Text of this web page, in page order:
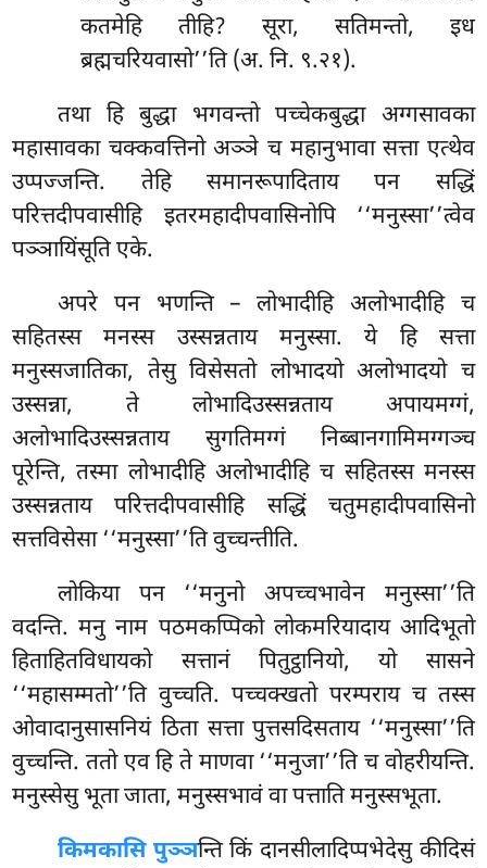
कतमेहि तीहि? सूरा, सतिमन्तो, इध
ब्रह्मचरियवासो’’ति (अ. नि. ९.२१).
तथा हि बुद्धा भगवन्तो पच्चेकबुद्धा अग्गसावका
महासावका चक्कवत्तिनो अञ्ञे च महानुभावासत्ता एत्थेव
उप्पज्जन्ति. तेहि समानरूपादिताय पन सद्धिं
परित्तदीपवासीहि इतरमहादीपवासिनोपि ‘‘मनुस्सा’’त्वेव
पञ्ञायिंसूति एके.
अपरे पन भणन्ति – लोभादीहि अलोभादीहि च
सहितस्स मनस्स उस्सन्नताय मनुस्सा. ये हि सत्ता
मनुस्सजातिका, तेसु विसेसतो लोभादयो अलोभादयो च
उस्सन्ना, ते लोभादिउस्सन्नताय अपायमग्गं,
अलोभादिउस्सन्नताय सुगतिमग्गं निब्बानगामिमग्गञ्च
पूरेन्ति, तस्मा लोभादीहि अलोभादीहि च सहितस्स मनस्स
उस्सन्नताय परित्तदीपवासीहि सद्धिं चतुमहादीपवासिनो
सत्तविसेसा ‘‘मनुस्सा’’ति वुच्चन्तीति.
लोकिया पन ‘‘मनुनो अपच्चभावेन मनुस्सा’’ति
वदन्ति. मनु नाम पठमकप्पिको लोकमरियादाय आदिभूतो
हिताहितविधायको सत्तानं पितुट्ठानियो, यो सासने
‘‘महासम्मतो’’ति वुच्चति. पच्चक्खतो परम्पराय च तस्स
ओवादानुसासनियं ठिता सत्ता पुत्तसदिसताय ‘‘मनुस्सा’’ति
वुच्चन्ति. ततो एव हि ते माणवा ‘‘मनुजा’’ति च वोहरीयन्ति.
मनुस्सेसु भूता जाता, मनुस्सभावं वा पत्ताति मनुस्सभूता.
किमकासि पुञ्ञन्ति किं दानसीलादिप्पभेदेसु कीदिसं